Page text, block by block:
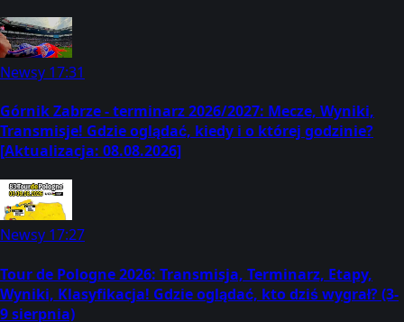
Newsy 17:31
Górnik Zabrze - terminarz 2026/2027: Mecze, Wyniki,
Transmisje! Gdzie oglądać, kiedy i o której godzinie?
[Aktualizacja: 08.08.2026]
Newsy 17:27
Tour de Pologne 2026: Transmisja, Terminarz, Etapy,
Wyniki, Klasyfikacja! Gdzie oglądać, kto dziś wygrał? (3-
9 sierpnia)